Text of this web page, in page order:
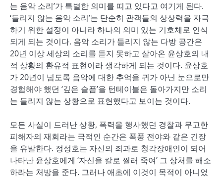
는 음악 소리’가 특별한 의미를 띠고 있다고 여기게 된다.
‘들리지 않는 음악 소리’는 단순히 관객들의 상상력을 자극
하기 위한 설정이 아니라 하나의 의미 있는 기호체로 인식
되게 되는 것이다. 음악 소리가 들리지 않는 다방 공간은
20년 이상 세상의 소리를 듣지 못하고 살아온 윤상호의 내
적 상황의 환유적 표현이라 생각하게 되는 것이다. 윤상호
가 20년이 넘도록 음악에 대한 추억을 귀가 아닌 눈으로만
경험해야 했던 ‘깊은 슬픔’을 턴테이블은 돌아가지만 소리
는 들리지 않는 상황으로 표현했다고 보이는 것이다.
모든 사실이 드러난 상황, 폭력을 행사했던 경찰과 무고한
피해자의 재회라는 극적인 순간은 폭풍 전야와 같은 긴장
을 유발한다. 정성호는 자신의 죄과로 청각장애인이 되어
나타난 윤상호에게 ‘자신을 칼로 찔러 죽여’ 그 상처를 해소
하라는 처방을 준다. 그러나 애초에 이것이 목적이 아니었